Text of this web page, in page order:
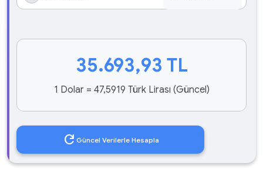
35.693,93 TL
1 Dolar = 47,5919 Türk Lirası (Güncel)
refresh Güncel Verilerle Hesapla